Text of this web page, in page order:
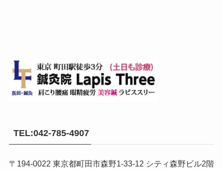
TEL:042-785-4907
〒194-0022 東京都町田市森野1-33-12 シティ森野ビル2階